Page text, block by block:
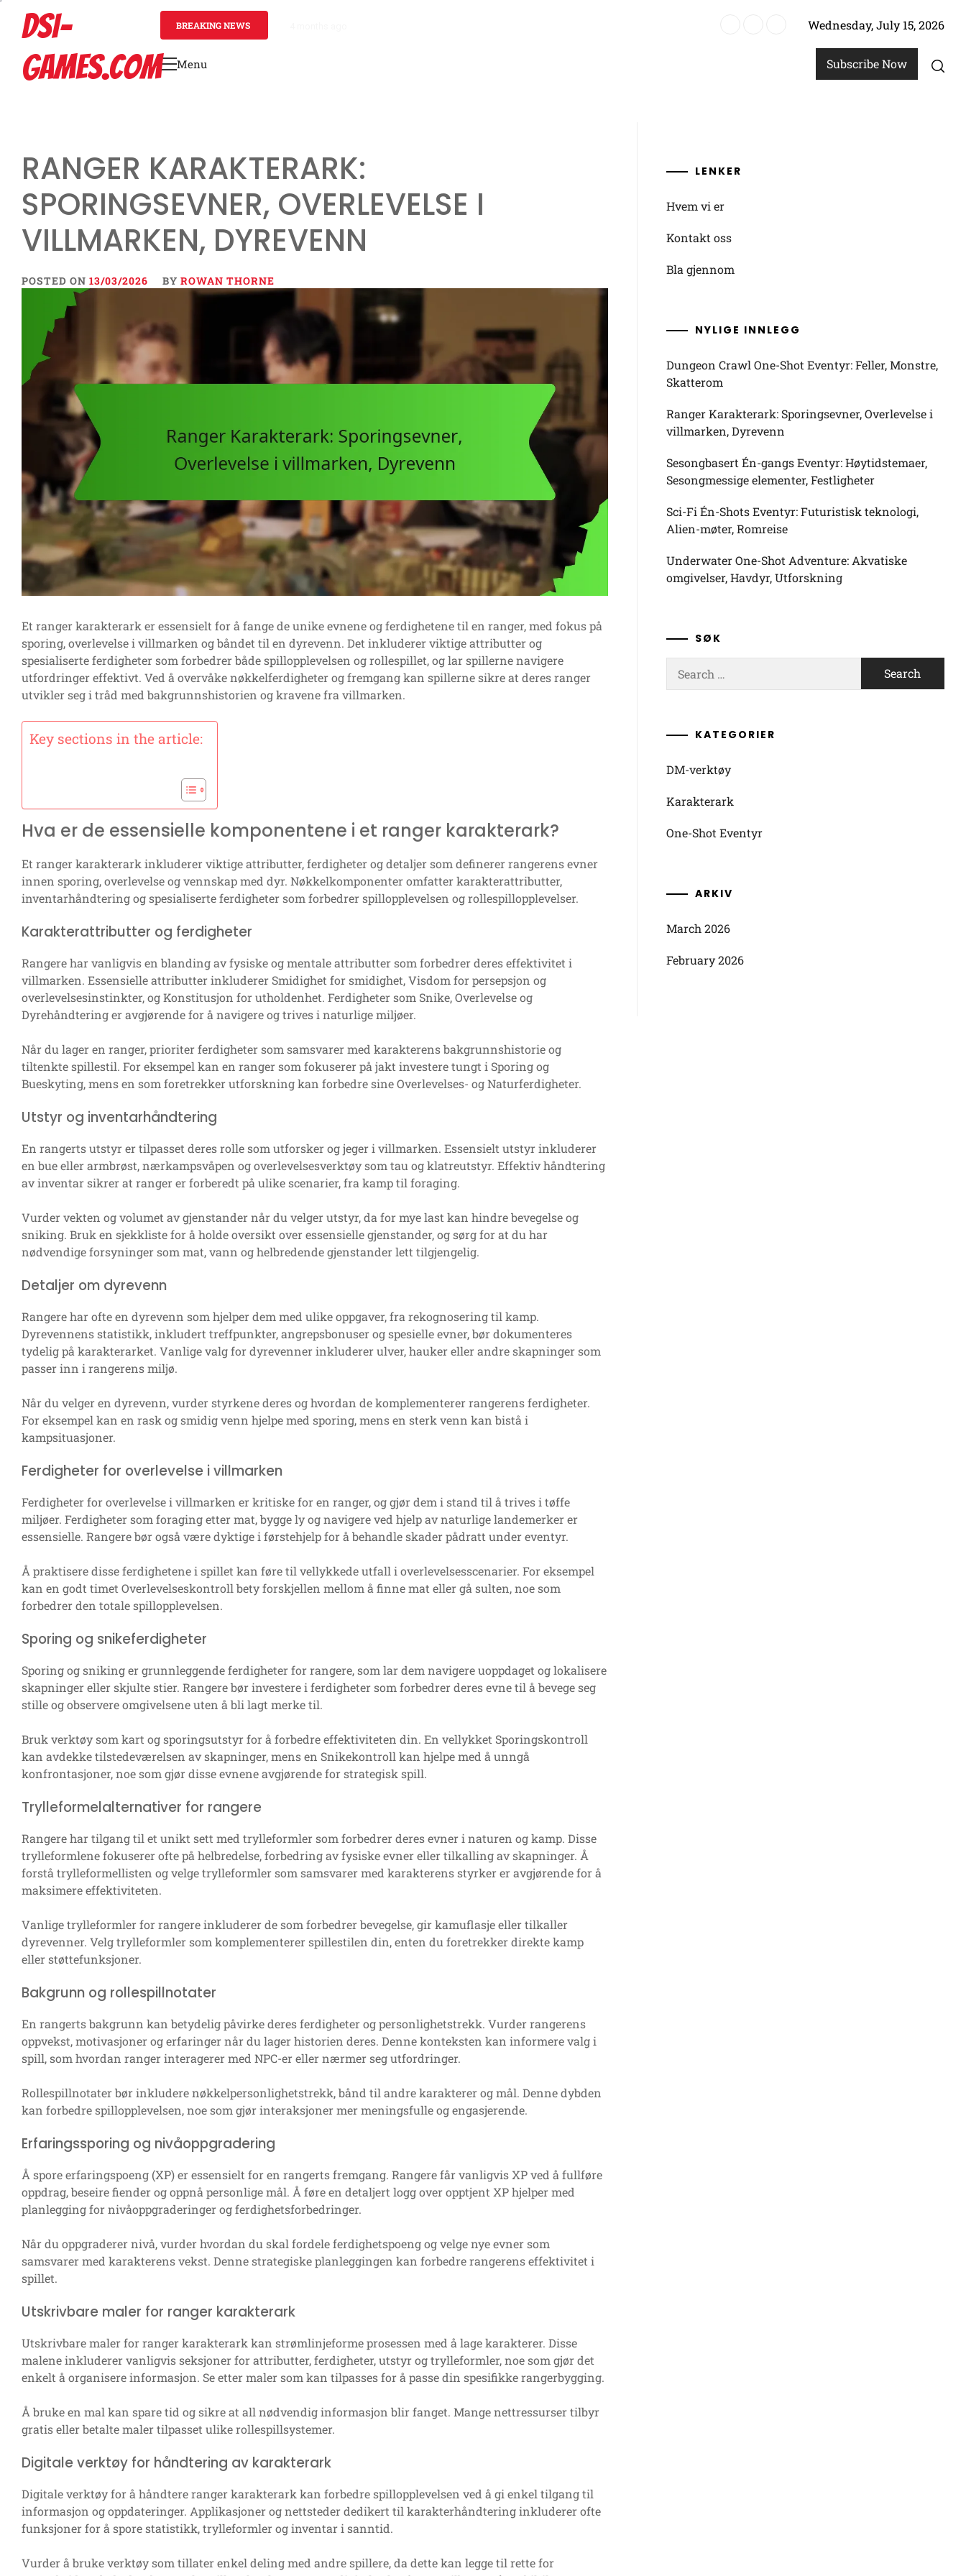
contentDSI-
GAMES.COM
BREAKING NEWS Wednesday, July 15, 2026
Primary
Menu Subscribe Now
RANGER KARAKTERARK:
SPORINGSEVNER, OVERLEVELSE I
VILLMARKEN, DYREVENN
POSTED ON 13/03/2026 BY ROWAN THORNE
Et ranger karakterark er essensielt for å fange de unike evnene og ferdighetene til en ranger, med fokus på
sporing, overlevelse i villmarken og båndet til en dyrevenn. Det inkluderer viktige attributter og
spesialiserte ferdigheter som forbedrer både spillopplevelsen og rollespillet, og lar spillerne navigere
utfordringer effektivt. Ved å overvåke nøkkelferdigheter og fremgang kan spillerne sikre at deres ranger
utvikler seg i tråd med bakgrunnshistorien og kravene fra villmarken.
Key sections in the article:
Hva er de essensielle komponentene i et ranger karakterark?
Et ranger karakterark inkluderer viktige attributter, ferdigheter og detaljer som definerer rangerens evner
innen sporing, overlevelse og vennskap med dyr. Nøkkelkomponenter omfatter karakterattributter,
inventarhåndtering og spesialiserte ferdigheter som forbedrer spillopplevelsen og rollespillopplevelser.
Karakterattributter og ferdigheter
Rangere har vanligvis en blanding av fysiske og mentale attributter som forbedrer deres effektivitet i
villmarken. Essensielle attributter inkluderer Smidighet for smidighet, Visdom for persepsjon og
overlevelsesinstinkter, og Konstitusjon for utholdenhet. Ferdigheter som Snike, Overlevelse og
Dyrehåndtering er avgjørende for å navigere og trives i naturlige miljøer.
Når du lager en ranger, prioriter ferdigheter som samsvarer med karakterens bakgrunnshistorie og
tiltenkte spillestil. For eksempel kan en ranger som fokuserer på jakt investere tungt i Sporing og
Bueskyting, mens en som foretrekker utforskning kan forbedre sine Overlevelses- og Naturferdigheter.
Utstyr og inventarhåndtering
En rangerts utstyr er tilpasset deres rolle som utforsker og jeger i villmarken. Essensielt utstyr inkluderer
en bue eller armbrøst, nærkampsvåpen og overlevelsesverktøy som tau og klatreutstyr. Effektiv håndtering
av inventar sikrer at ranger er forberedt på ulike scenarier, fra kamp til foraging.
Vurder vekten og volumet av gjenstander når du velger utstyr, da for mye last kan hindre bevegelse og
sniking. Bruk en sjekkliste for å holde oversikt over essensielle gjenstander, og sørg for at du har
nødvendige forsyninger som mat, vann og helbredende gjenstander lett tilgjengelig.
Detaljer om dyrevenn
Rangere har ofte en dyrevenn som hjelper dem med ulike oppgaver, fra rekognosering til kamp.
Dyrevennens statistikk, inkludert treffpunkter, angrepsbonuser og spesielle evner, bør dokumenteres
tydelig på karakterarket. Vanlige valg for dyrevenner inkluderer ulver, hauker eller andre skapninger som
passer inn i rangerens miljø.
Når du velger en dyrevenn, vurder styrkene deres og hvordan de komplementerer rangerens ferdigheter.
For eksempel kan en rask og smidig venn hjelpe med sporing, mens en sterk venn kan bistå i
kampsituasjoner.
Ferdigheter for overlevelse i villmarken
Ferdigheter for overlevelse i villmarken er kritiske for en ranger, og gjør dem i stand til å trives i tøffe
miljøer. Ferdigheter som foraging etter mat, bygge ly og navigere ved hjelp av naturlige landemerker er
essensielle. Rangere bør også være dyktige i førstehjelp for å behandle skader pådratt under eventyr.
Å praktisere disse ferdighetene i spillet kan føre til vellykkede utfall i overlevelsesscenarier. For eksempel
kan en godt timet Overlevelseskontroll bety forskjellen mellom å finne mat eller gå sulten, noe som
forbedrer den totale spillopplevelsen.
Sporing og snikeferdigheter
Sporing og sniking er grunnleggende ferdigheter for rangere, som lar dem navigere uoppdaget og lokalisere
skapninger eller skjulte stier. Rangere bør investere i ferdigheter som forbedrer deres evne til å bevege seg
stille og observere omgivelsene uten å bli lagt merke til.
Bruk verktøy som kart og sporingsutstyr for å forbedre effektiviteten din. En vellykket Sporingskontroll
kan avdekke tilstedeværelsen av skapninger, mens en Snikekontroll kan hjelpe med å unngå
konfrontasjoner, noe som gjør disse evnene avgjørende for strategisk spill.
Trylleformelalternativer for rangere
Rangere har tilgang til et unikt sett med trylleformler som forbedrer deres evner i naturen og kamp. Disse
trylleformlene fokuserer ofte på helbredelse, forbedring av fysiske evner eller tilkalling av skapninger. Å
forstå trylleformellisten og velge trylleformler som samsvarer med karakterens styrker er avgjørende for å
maksimere effektiviteten.
Vanlige trylleformler for rangere inkluderer de som forbedrer bevegelse, gir kamuflasje eller tilkaller
dyrevenner. Velg trylleformler som komplementerer spillestilen din, enten du foretrekker direkte kamp
eller støttefunksjoner.
Bakgrunn og rollespillnotater
En rangerts bakgrunn kan betydelig påvirke deres ferdigheter og personlighetstrekk. Vurder rangerens
oppvekst, motivasjoner og erfaringer når du lager historien deres. Denne konteksten kan informere valg i
spill, som hvordan ranger interagerer med NPC-er eller nærmer seg utfordringer.
Rollespillnotater bør inkludere nøkkelpersonlighetstrekk, bånd til andre karakterer og mål. Denne dybden
kan forbedre spillopplevelsen, noe som gjør interaksjoner mer meningsfulle og engasjerende.
Erfaringssporing og nivåoppgradering
Å spore erfaringspoeng (XP) er essensielt for en rangerts fremgang. Rangere får vanligvis XP ved å fullføre
oppdrag, beseire fiender og oppnå personlige mål. Å føre en detaljert logg over opptjent XP hjelper med
planlegging for nivåoppgraderinger og ferdighetsforbedringer.
Når du oppgraderer nivå, vurder hvordan du skal fordele ferdighetspoeng og velge nye evner som
samsvarer med karakterens vekst. Denne strategiske planleggingen kan forbedre rangerens effektivitet i
spillet.
Utskrivbare maler for ranger karakterark
Utskrivbare maler for ranger karakterark kan strømlinjeforme prosessen med å lage karakterer. Disse
malene inkluderer vanligvis seksjoner for attributter, ferdigheter, utstyr og trylleformler, noe som gjør det
enkelt å organisere informasjon. Se etter maler som kan tilpasses for å passe din spesifikke rangerbygging.
Å bruke en mal kan spare tid og sikre at all nødvendig informasjon blir fanget. Mange nettressurser tilbyr
gratis eller betalte maler tilpasset ulike rollespillsystemer.
Digitale verktøy for håndtering av karakterark
Digitale verktøy for å håndtere ranger karakterark kan forbedre spillopplevelsen ved å gi enkel tilgang til
informasjon og oppdateringer. Applikasjoner og nettsteder dedikert til karakterhåndtering inkluderer ofte
funksjoner for å spore statistikk, trylleformler og inventar i sanntid.
Vurder å bruke verktøy som tillater enkel deling med andre spillere, da dette kan legge til rette for
LENKER
Hvem vi er
Kontakt oss
Bla gjennom
NYLIGE INNLEGG
Dungeon Crawl One-Shot Eventyr: Feller, Monstre,
Skatterom
Ranger Karakterark: Sporingsevner, Overlevelse i
villmarken, Dyrevenn
Sesongbasert Én-gangs Eventyr: Høytidstemaer,
Sesongmessige elementer, Festligheter
Sci-Fi Én-Shots Eventyr: Futuristisk teknologi,
Alien-møter, Romreise
Underwater One-Shot Adventure: Akvatiske
omgivelser, Havdyr, Utforskning
SØK
for:
KATEGORIER
DM-verktøy
Karakterark
One-Shot Eventyr
ARKIV
March 2026
February 2026